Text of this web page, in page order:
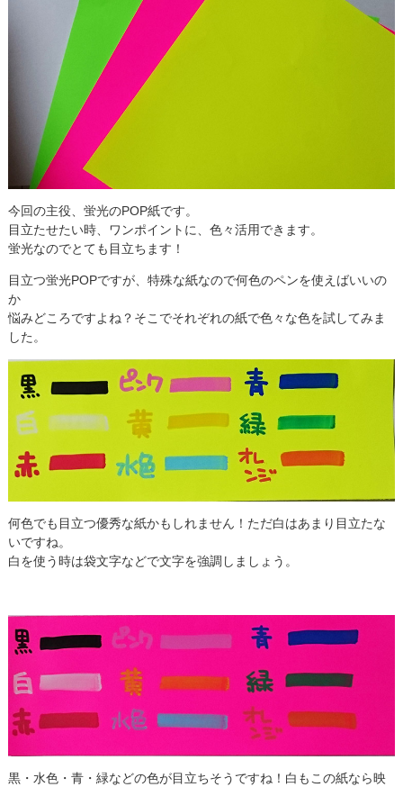
今回の主役、蛍光のPOP紙です。
目立たせたい時、ワンポイントに、色々活用できます。
蛍光なのでとても目立ちます！
目立つ蛍光POPですが、特殊な紙なので何色のペンを使えばいいの
か
悩みどころですよね？そこでそれぞれの紙で色々な色を試してみま
した。
何色でも目立つ優秀な紙かもしれません！ただ白はあまり目立たな
いですね。
白を使う時は袋文字などで文字を強調しましょう。
黒・水色・青・緑などの色が目立ちそうですね！白もこの紙なら映